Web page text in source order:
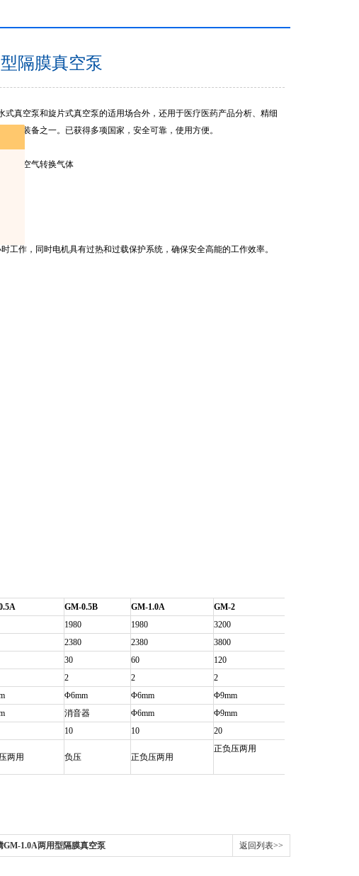
隔膜真空泵
真空泵和旋片式真空泵的适用场合外，还用于医疗医药产品分析、精细
的装备之一。已获得多项国家，安全可靠，使用方便。
缩和空气转换气体
作，同时电机具有过热和过载保护系统，确保安全高能的工作效率。
GM-0.5B GM-1.0A
GM-2
1980 1980
3200
2380 2380
3800
30 60
120
2 2
2
Φ6mm Φ6mm
Φ9mm
消音器 Φ6mm
Φ9mm
10 10 20
两用 负压 正负压两用
正负压两用
GM-1.0A两用型隔膜真空泵 返回列表>>